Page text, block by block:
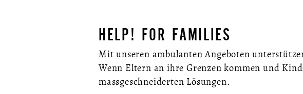
HELP! FOR FAMILIES
Mit unseren ambulanten Angeboten
Wenn Eltern an ihre Grenzen kommen und
massgeschneiderten Lösungen.